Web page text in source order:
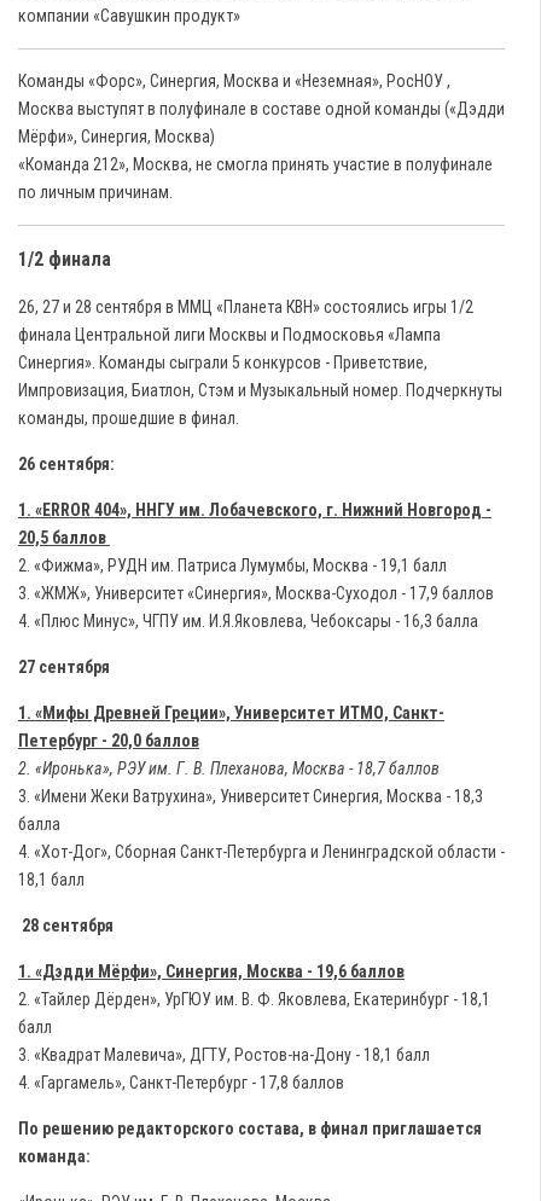
компании «Савушкин продукт»
Команды «Форс», Синергия, Москва и «Неземная», РосНОУ ,
Москва выступят в полуфинале в составе одной команды («Дэдди
Мёрфи», Синергия, Москва)
«Команда 212», Москва, не смогла принять участие в полуфинале
по личным причинам.
1/2 финала
26, 27 и 28 сентября в ММЦ «Планета КВН» состоялись игры 1/2
финала Центральной лиги Москвы и Подмосковья «Лампа
Синергия». Команды сыграли 5 конкурсов - Приветствие,
Импровизация, Биатлон, Стэм и Музыкальный номер. Подчеркнуты
команды, прошедшие в финал.
26 сентября:
1. «ЕRROR 404», ННГУ им. Лобачевского, г. Нижний Новгород -
20,5 баллов
2. «Фижма», РУДН им. Патриса Лумумбы, Москва - 19,1 балл
3. «ЖМЖ», Университет «Синергия», Москва-Суходол - 17,9 баллов
4. «Плюс Минус», ЧГПУ им. И.Я.Яковлева, Чебоксары - 16,3 балла
27 сентября
1. «Мифы Древней Греции», Университет ИТМО, Санкт-
Петербург - 20,0 баллов
2. «Иронька», РЭУ им. Г. В. Плеханова, Москва - 18,7 баллов
3. «Имени Жеки Ватрухина», Университет Синергия, Москва - 18,3
балла
4. «Хот-Дог», Сборная Санкт-Петербурга и Ленинградской области -
18,1 балл
28 сентября
1. «Дэдди Мёрфи», Синергия, Москва - 19,6 баллов
2. «Тайлер Дёрден», УрГЮУ им. В. Ф. Яковлева, Екатеринбург - 18,1
балл
3. «Квадрат Малевича», ДГТУ, Ростов-на-Дону - 18,1 балл
4. «Гаргамель», Санкт-Петербург - 17,8 баллов
По решению редакторского состава, в финал приглашается
команда: